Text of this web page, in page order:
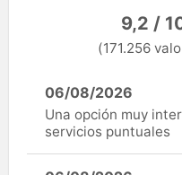
9,2 /
(171.256
06/08/2026
Una opción muy
servicios puntuales